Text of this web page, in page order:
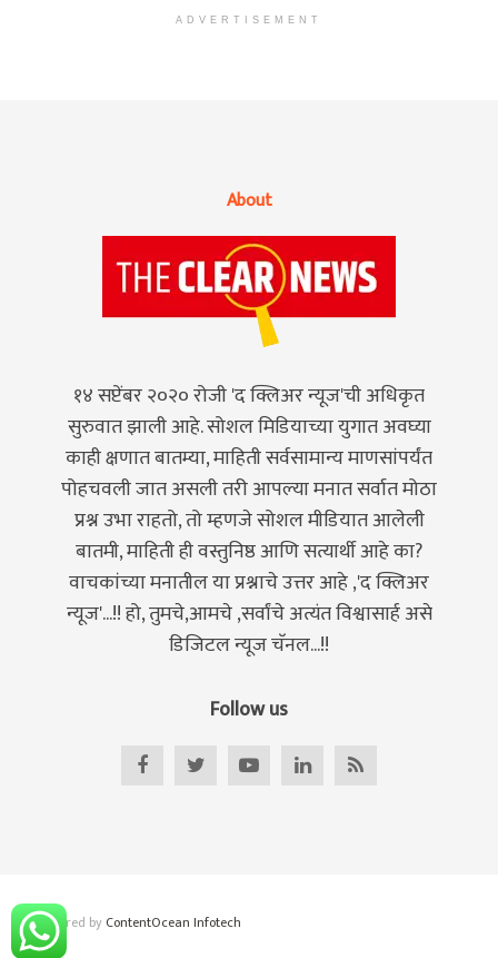
ADVERTISEMENT
About
१४ सप्टेंबर २०२० रोजी 'द क्लिअर न्यूज'ची अधिकृत
सुरुवात झाली आहे. सोशल मिडियाच्या युगात अवघ्या
काही क्षणात बातम्या, माहिती सर्वसामान्य माणसांपर्यंत
पोहचवली जात असली तरी आपल्या मनात सर्वात मोठा
प्रश्न उभा राहतो, तो म्हणजे सोशल मीडियात आलेली
बातमी, माहिती ही वस्तुनिष्ठ आणि सत्यार्थी आहे का?
वाचकांच्या मनातील या प्रश्नाचे उत्तर आहे ,'द क्लिअर
न्यूज'...!! हो, तुमचे,आमचे ,सर्वांचे अत्यंत विश्वासार्ह असे
डिजिटल न्यूज चॅनल...!!
Follow us
© . Powered by ContentOcean Infotech